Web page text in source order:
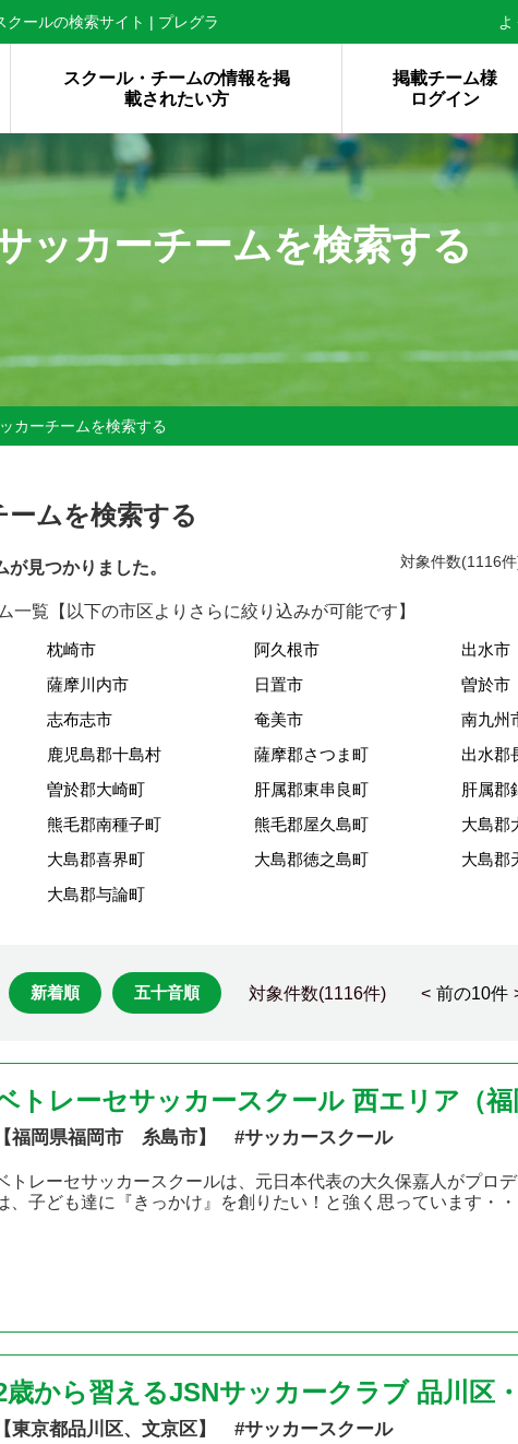
ールの検索サイト | プレグラ よ
スクール・チームの情報を掲
載されたい方
掲載チーム様
ログイン
ッカーチームを検索する
カーチームを検索する
ムを検索する
見つかりました。 対象件数
一覧【以下の市区よりさらに絞り込みが可能です】
枕崎市 阿久根市 出水市
薩摩川内市 日置市 曽於市
志布志市 奄美市 南九州
鹿児島郡十島村 薩摩郡さつま町 出水郡
曽於郡大崎町 肝属郡東串良町 肝属郡
熊毛郡南種子町 熊毛郡屋久島町 大島郡
大島郡喜界町 大島郡徳之島町 大島郡
大島郡与論町
新着順 五十音順 対象件数(1116件) < 前の10件
トレーセサッカースクール 西エリア（福
【福岡県福岡市 糸島市】 #サッカースクール
トレーセサッカースクールは、元日本代表の大久保嘉人がプロ
、子ども達に『きっかけ』を創りたい！と強く思っています・・
歳から習えるJSNサッカークラブ 品川区
【東京都品川区、文京区】 #サッカースクール